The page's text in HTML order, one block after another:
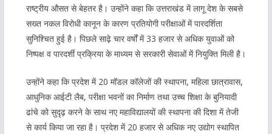
राष्ट्रीय औसत से बेहतर है। उन्होंने कहा कि उत्तराखंड में लागू देश के सबसे
सख्त नकल विरोधी कानून के कारण प्रतियोगी परीक्षाओं में पारदर्शिता
सुनिश्चित हुई है। पिछले साढ़े चार वर्षों में 33 हजार से अधिक युवाओं को
निष्पक्ष व पारदर्शी प्रक्रिया के माध्यम से सरकारी सेवाओं में नियुक्ति मिली है।
उन्होंने कहा कि प्रदेश में 20 मॉडल कॉलेजों की स्थापना, महिला छात्रावास,
आधुनिक आईटी लैब, परीक्षा भवनों का निर्माण तथा उच्च शिक्षा के बुनियादी
ढांचे को सुदृढ़ करने के साथ नए महाविद्यालयों की स्थापना की दिशा में तेजी
से कार्य किया जा रहा है। प्रदेश में 20 हजार से अधिक नए उद्योग स्थापित